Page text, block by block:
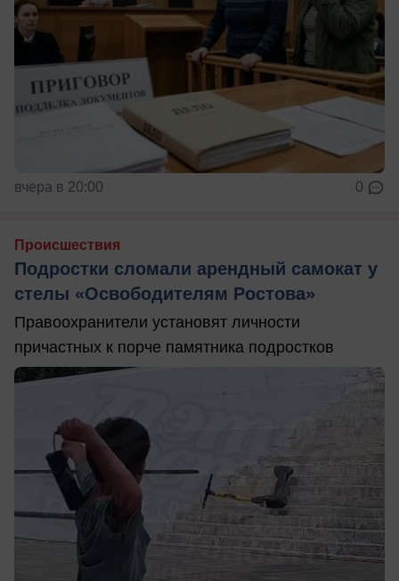
вчера в 20:00 0
Происшествия
Подростки сломали арендный самокат у
стелы «Освободителям Ростова»
Правоохранители установят личности
причастных к порче памятника подростков